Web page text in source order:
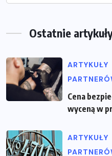
Ostatnie
ARTYKUŁY
Cena
wyceną w
ARTYKUŁY